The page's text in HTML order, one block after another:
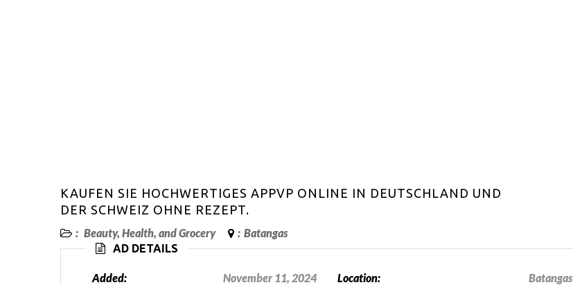
KAUFEN SIE HOCHWERTIGES APPVP ONLINE IN DEUTSCHLAND UND
DER SCHWEIZ OHNE REZEPT.
: Beauty, Health, and Grocery : Batangas
AD DETAILS
Added: November 11, 2024 Location: Batangas